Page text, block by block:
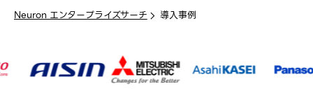
Neuron エンタープライズサーチ 導入事例